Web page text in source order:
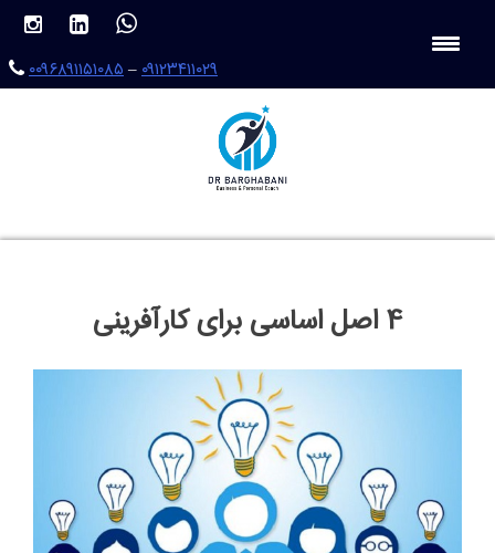
۰۰۹۶۸۹۱۱۵۱۰۸۵–۰۹۱۲۳۴۱۱۰۲۹
4 اصل اساسی برای کارآفرینی